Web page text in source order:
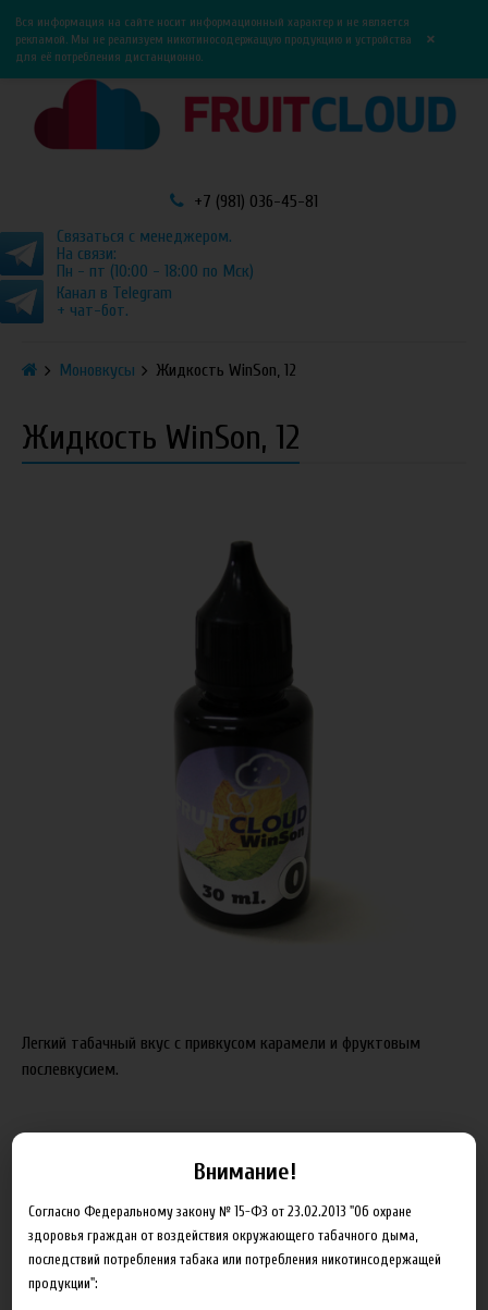
0
Вся информация на сайте носит информационный характер и не является
рекламой. Мы не реализуем никотиносодержащую продукцию и устройства
для её потребления дистанционно.
×
+7 (981) 036-45-81
Связаться с менеджером.
На связи:
Пн - пт (10:00 - 18:00 по Мск)
Канал в Telegram
+ чат-бот.
Моновкусы Жидкость WinSon, 12
Жидкость WinSon, 12
Легкий табачный вкус с привкусом карамели и фруктовым
послевкусием.
В корзину
Добавить в сравнение
Внимание!
Согласно Федеральному закону № 15-ФЗ от 23.02.2013 "Об охране
здоровья граждан от воздействия окружающего табачного дыма,
последствий потребления табака или потребления никотинсодержащей
продукции":